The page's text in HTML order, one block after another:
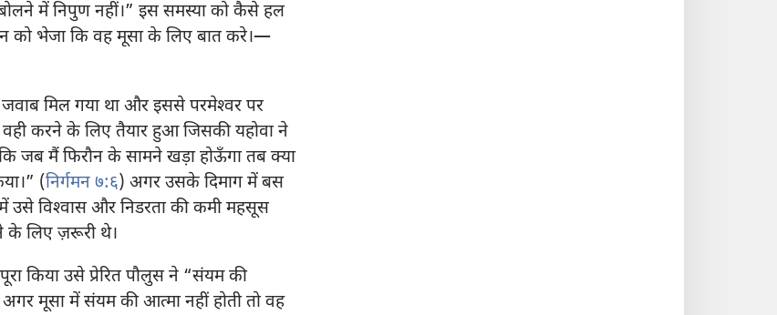
में निपुण नहीं।” इस समस्या को कैसे हल
को भेजा कि वह मूसा के लिए बात करे।—
मिल गया था और इससे परमेश्‍वर पर
करने के लिए तैयार हुआ जिसकी यहोवा ने
जब मैं फिरौन के सामने खड़ा होऊँगा तब क्या
(निर्गमन ७:६) अगर उसके दिमाग में बस
उसे विश्‍वास और निडरता की कमी महसूस
के लिए ज़रूरी थे।
किया उसे प्रेरित पौलुस ने “संयम की
मूसा में संयम की आत्मा नहीं होती तो वह